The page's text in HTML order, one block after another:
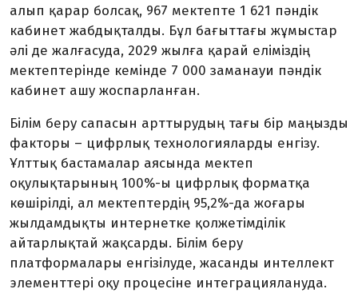
алып қарар болсақ, 967 мектепте 1 621 пәндік
кабинет жабдықталды. Бұл бағыттағы жұмыстар
әлі де жалғасуда, 2029 жылға қарай еліміздің
мектептерінде кемінде 7 000 заманауи пәндік
кабинет ашу жоспарланған.
Білім беру сапасын арттырудың тағы бір маңызды
факторы – цифрлық технологияларды енгізу.
Ұлттық бастамалар аясында мектеп
оқулықтарының 100%-ы цифрлық форматқа
көшірілді, ал мектептердің 95,2%-да жоғары
жылдамдықты интернетке қолжетімділік
айтарлықтай жақсарды. Білім беру
платформалары енгізілуде, жасанды интеллект
элементтері оқу процесіне интеграциялануда.